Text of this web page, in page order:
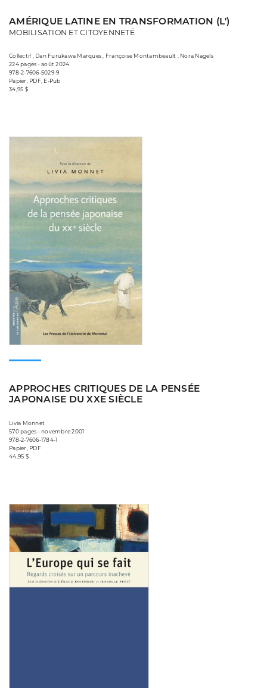
AMÉRIQUE LATINE EN TRANSFORMATION (L')
MOBILISATION ET CITOYENNETÉ
Collectif , Dan Furukawa Marques , Françoise Montambeault , Nora Nagels
224 pages • août 2024
978-2-7606-5029-9
Papier, PDF, E-Pub
34,95 $
APPROCHES CRITIQUES DE LA PENSÉE
JAPONAISE DU XXE SIÈCLE
Livia Monnet
570 pages • novembre 2001
978-2-7606-1784-1
Papier, PDF
44,95 $